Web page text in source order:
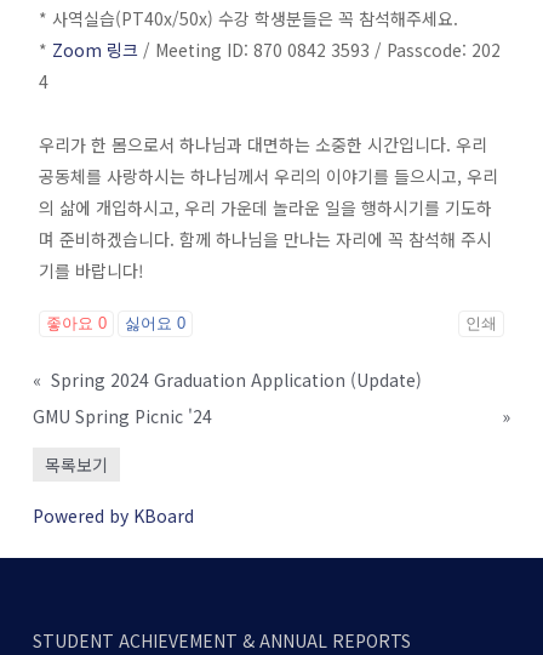
* 사역실습(PT40x/50x) 수강 학생분들은 꼭 참석해주세요.
* Zoom 링크/ Meeting ID: 870 0842 3593 / Passcode: 202
4
우리가 한 몸으로서 하나님과 대면하는 소중한 시간입니다. 우리
공동체를 사랑하시는 하나님께서 우리의 이야기를 들으시고, 우리
의 삶에 개입하시고, 우리 가운데 놀라운 일을 행하시기를 기도하
며 준비하겠습니다. 함께 하나님을 만나는 자리에 꼭 참석해 주시
기를 바랍니다!
좋아요 0 싫어요 0 인쇄
« Spring 2024 Graduation Application (Update)
GMU Spring Picnic '24
»
목록보기
Powered by KBoard
STUDENT ACHIEVEMENT & ANNUAL REPORTS